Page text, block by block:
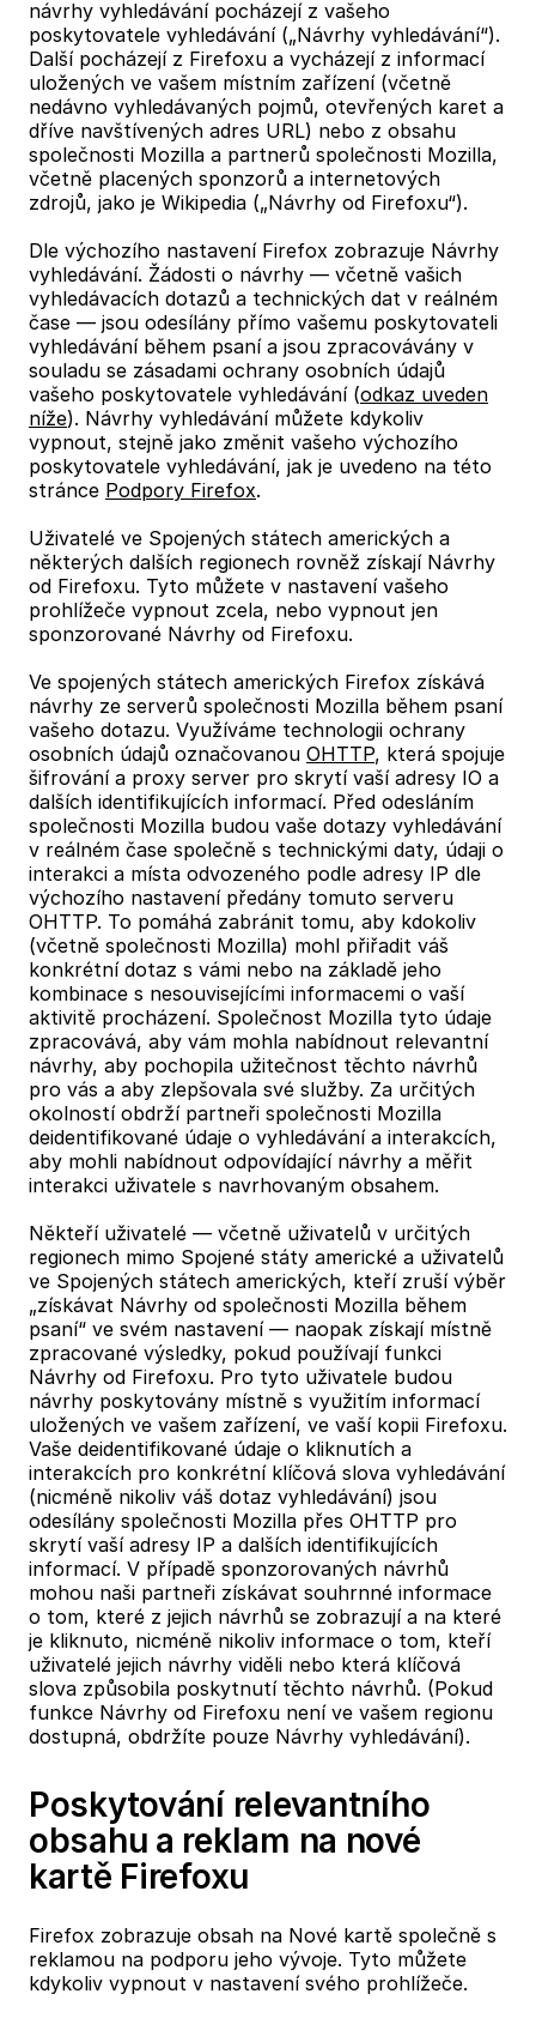
návrhy vyhledávání pocházejí z vašeho
poskytovatele vyhledávání („Návrhy vyhledávání“).
Další pocházejí z Firefoxu a vycházejí z informací
uložených ve vašem místním zařízení (včetně
nedávno vyhledávaných pojmů, otevřených karet a
dříve navštívených adres URL) nebo z obsahu
společnosti Mozilla a partnerů společnosti Mozilla,
včetně placených sponzorů a internetových
zdrojů, jako je Wikipedia („Návrhy od Firefoxu“).
Dle výchozího nastavení Firefox zobrazuje Návrhy
vyhledávání. Žádosti o návrhy — včetně vašich
vyhledávacích dotazů a technických dat v reálném
čase — jsou odesílány přímo vašemu poskytovateli
vyhledávání během psaní a jsou zpracovávány v
souladu se zásadami ochrany osobních údajů
vašeho poskytovatele vyhledávání (odkaz uveden
níže). Návrhy vyhledávání můžete kdykoliv
vypnout, stejně jako změnit vašeho výchozího
poskytovatele vyhledávání, jak je uvedeno na této
stránce Podpory Firefox.
Uživatelé ve Spojených státech amerických a
některých dalších regionech rovněž získají Návrhy
od Firefoxu. Tyto můžete v nastavení vašeho
prohlížeče vypnout zcela, nebo vypnout jen
sponzorované Návrhy od Firefoxu.
Ve spojených státech amerických Firefox získává
návrhy ze serverů společnosti Mozilla během psaní
vašeho dotazu. Využíváme technologii ochrany
osobních údajů označovanou OHTTP, která spojuje
šifrování a proxy server pro skrytí vaší adresy IO a
dalších identifikujících informací. Před odesláním
společnosti Mozilla budou vaše dotazy vyhledávání
v reálném čase společně s technickými daty, údaji o
interakci a místa odvozeného podle adresy IP dle
výchozího nastavení předány tomuto serveru
OHTTP. To pomáhá zabránit tomu, aby kdokoliv
(včetně společnosti Mozilla) mohl přiřadit váš
konkrétní dotaz s vámi nebo na základě jeho
kombinace s nesouvisejícími informacemi o vaší
aktivitě procházení. Společnost Mozilla tyto údaje
zpracovává, aby vám mohla nabídnout relevantní
návrhy, aby pochopila užitečnost těchto návrhů
pro vás a aby zlepšovala své služby. Za určitých
okolností obdrží partneři společnosti Mozilla
deidentifikované údaje o vyhledávání a interakcích,
aby mohli nabídnout odpovídající návrhy a měřit
interakci uživatele s navrhovaným obsahem.
Někteří uživatelé — včetně uživatelů v určitých
regionech mimo Spojené státy americké a uživatelů
ve Spojených státech amerických, kteří zruší výběr
„získávat Návrhy od společnosti Mozilla během
psaní“ ve svém nastavení — naopak získají místně
zpracované výsledky, pokud používají funkci
Návrhy od Firefoxu. Pro tyto uživatele budou
návrhy poskytovány místně s využitím informací
uložených ve vašem zařízení, ve vaší kopii Firefoxu.
Vaše deidentifikované údaje o kliknutích a
interakcích pro konkrétní klíčová slova vyhledávání
(nicméně nikoliv váš dotaz vyhledávání) jsou
odesílány společnosti Mozilla přes OHTTP pro
skrytí vaší adresy IP a dalších identifikujících
informací. V případě sponzorovaných návrhů
mohou naši partneři získávat souhrnné informace
o tom, které z jejich návrhů se zobrazují a na které
je kliknuto, nicméně nikoliv informace o tom, kteří
uživatelé jejich návrhy viděli nebo která klíčová
slova způsobila poskytnutí těchto návrhů. (Pokud
funkce Návrhy od Firefoxu není ve vašem regionu
dostupná, obdržíte pouze Návrhy vyhledávání).
Poskytování relevantního
obsahu a reklam na nové
kartě Firefoxu
Firefox zobrazuje obsah na Nové kartě společně s
reklamou na podporu jeho vývoje. Tyto můžete
kdykoliv vypnout v nastavení svého prohlížeče.